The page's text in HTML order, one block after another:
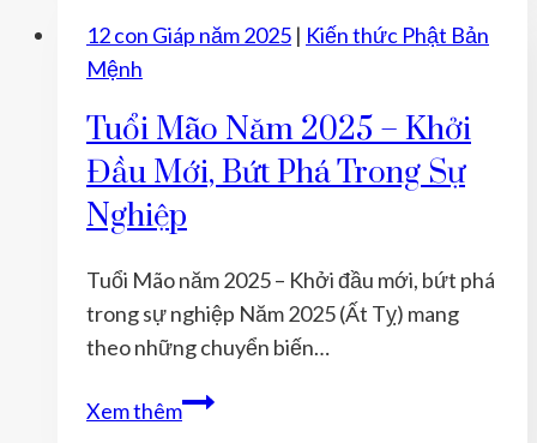
–
phá
tài
chính
và
hệ
xã
hội
12 con Giáp năm 2025 | Kiến thức Phật Bản
Mệnh
Tuổi Mão Năm 2025 – Khởi
Đầu Mới, Bứt Phá Trong Sự
Nghiệp
Tuổi Mão năm 2025 – Khởi đầu mới, bứt phá
trong sự nghiệp Năm 2025 (Ất Tỵ) mang
theo những chuyển biến…
Xem thêmTuổi